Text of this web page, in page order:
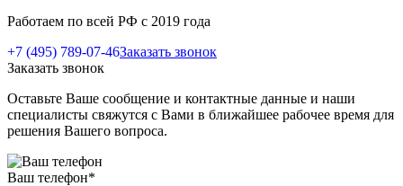
Работаем по всей РФ с 2019 года
+7 (495) 789-07-46Заказать звонок
Заказать звонок
Оставьте Ваше сообщение и контактные данные и наши
специалисты свяжутся с Вами в ближайшее рабочее время для
решения Вашего вопроса.
Ваш телефон*